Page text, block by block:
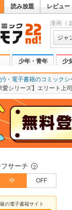
読み放題 レビュー
漫画（
ジャ
少年・青年 少
)・電子書籍のコミックシ
愛シリーズ】エリート上
サーチ ？
中 OFF
の電子書籍サイト